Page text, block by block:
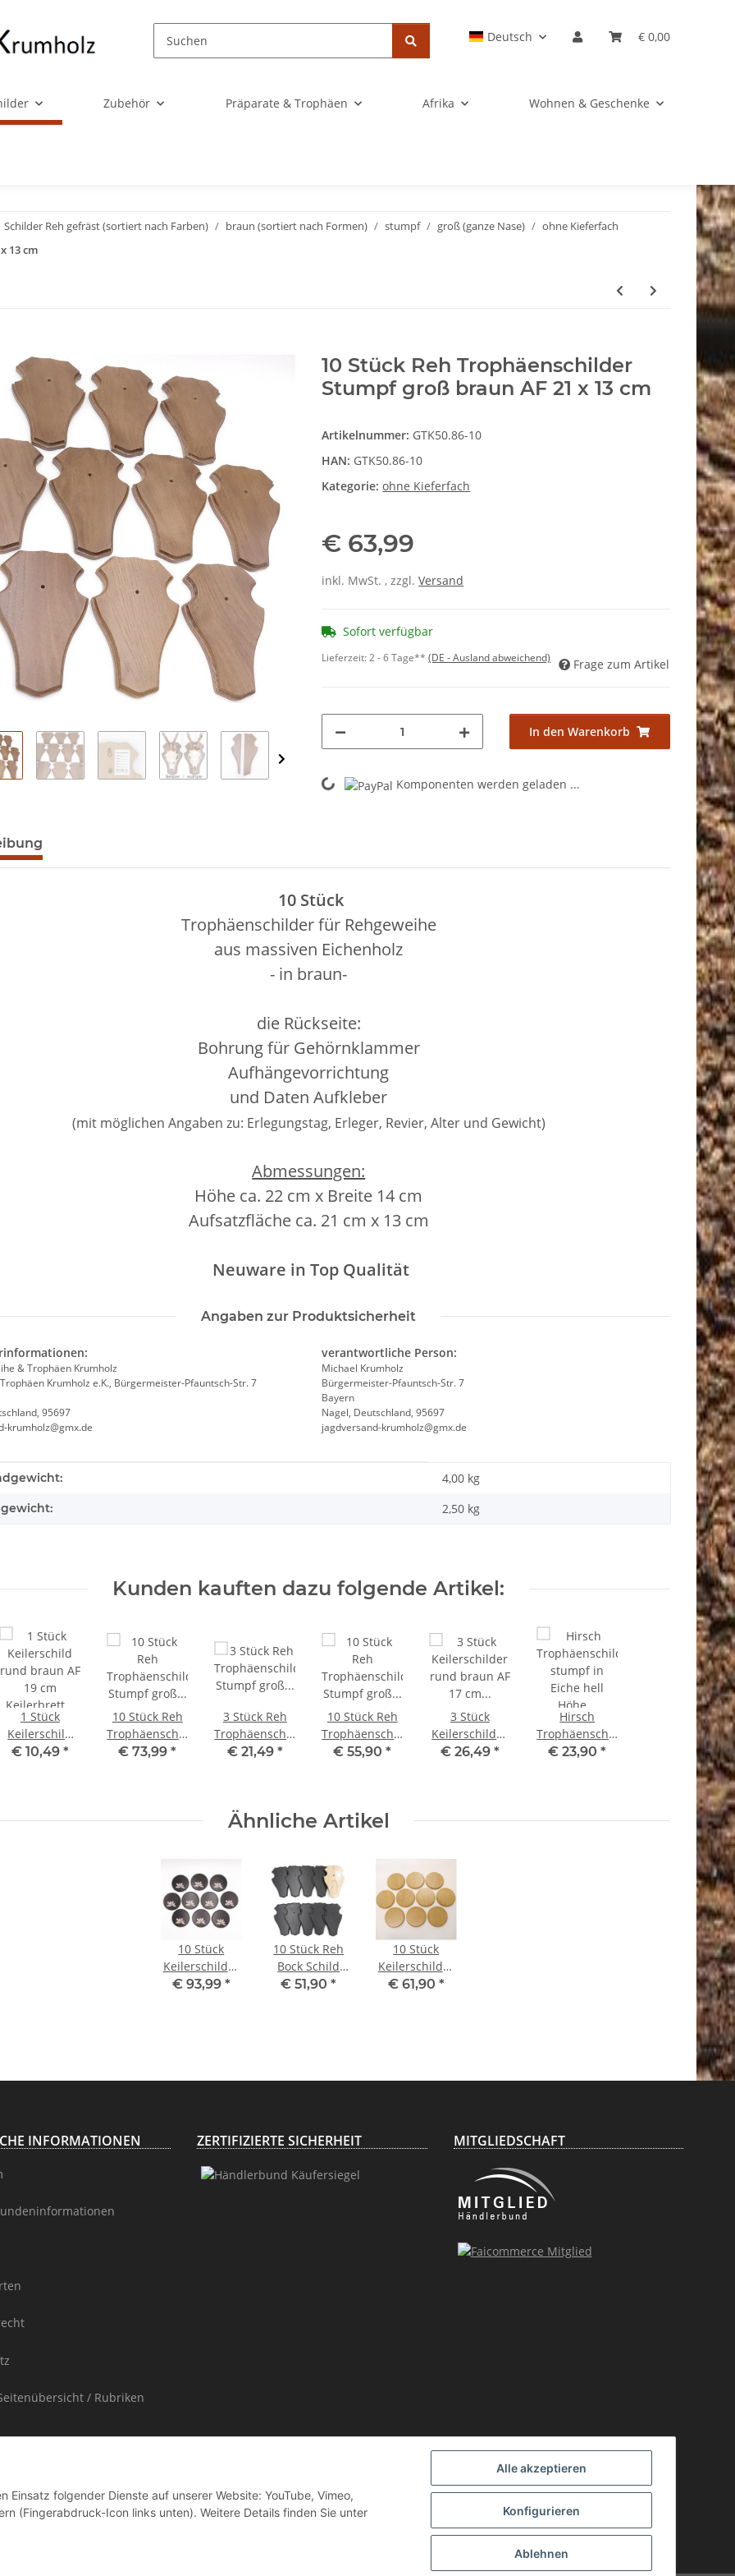
Alle akzeptieren
Konfigurieren
Ablehnen
Einsatz folgender Dienste auf unserer Website: YouTube, Vimeo,
(Fingerabdruck-Icon links unten). Weitere Details finden Sie unter
Deutsch € 0,00
Zubehör Präparate & Trophäen Afrika Wohnen & Geschenke
Schilder Reh gefräst (sortiert nach Farben) braun (sortiert nach Formen) stumpf groß (ganze Nase)
ohne Kieferfach
13 cm
10 Stück Reh Trophäenschilder
Stumpf groß braun AF 21 x 13 cm
Artikelnummer: GTK50.86-10
HAN: GTK50.86-10
Kategorie:ohne Kieferfach
€ 63,99
inkl. MwSt. , zzgl.Versand
Sofort verfügbar
Lieferzeit:2 - 6 Tage**(DE - Ausland abweichend) Frage zum Artikel
In den Warenkorb
Loading... Komponenten werden geladen ...
10 Stück
Trophäenschilder für Rehgeweihe
aus massiven Eichenholz
- in braun-
die Rückseite:
Bohrung für Gehörnklammer
Aufhängevorrichtung
und Daten Aufkleber
(mit möglichen Angaben zu: Erlegungstag, Erleger, Revier, Alter und Gewicht)
Abmessungen:
Höhe ca. 22 cm x Breite 14 cm
Aufsatzfläche ca. 21 cm x 13 cm
Neuware in Top Qualität
Angaben zur Produktsicherheit
& Trophäen Krumholz
Krumholz e.K., Bürgermeister-Pfauntsch-Str. 7
95697
krumholz@gmx.de
verantwortliche Person:
Michael Krumholz
Bürgermeister-Pfauntsch-Str. 7
Bayern
Nagel, Deutschland, 95697
jagdversand-krumholz@gmx.de
4,00 kg
2,50 kg
Kunden kauften dazu folgende Artikel:
1 Stück
Keilerschild
rund braun AF
Trophäenschild
€ 10,49 *
10 Stück Reh
Trophäenschilder
Stumpf groß
Gehörnklammern
€ 73,99*
3 Stück Reh
Trophäenschilder
Stumpf groß
€ 21,49 *
10 Stück Reh
Trophäenschilder
Stumpf groß
€ 55,90*
3 Stück
Keilerschilder
rund braun AF
Trophäenschild
€ 26,49 *
Hirsch
Trophäenschild
stumpf in
€ 23,90*
Ähnliche Artikel
10 Stück
Keilerschilder
Keilerbrett
€ 93,99 *
10 Stück Reh
Bock Schild
Trophäenschilder
€ 51,90*
10 Stück
Keilerschilder
rund Eiche
€ 61,90 *
INFORMATIONEN
/ Rubriken
ZERTIFIZIERTE SICHERHEIT MITGLIEDSCHAFT
enthaltene Umsatzsteuer in der Rechnung nicht gesondert ausgewiesen.
entnehmen Sie bitte der Schaltfläche "Versand"